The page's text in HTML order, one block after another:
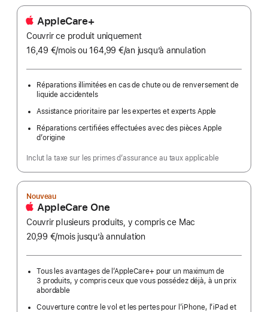
AppleCare+
Couvrir ce produit uniquement
16,49 €/moispar
ou 164,99 €/an par
jusqu’à annulation
Réparations illimitées en cas de chute ou de renversement de
liquide accidentels
Assistance prioritaire par les expertes et experts Apple
Réparations certifiées effectuées avec des pièces Apple
d’origine
Inclut la taxe sur les primes d’assurance au taux applicable
Nouveau
AppleCare One
Couvrir plusieurs produits, y compris ce Mac
20,99 €/moispar
jusqu’à annulation
Tous les avantages de l’AppleCare+ pour un maximum de
3 produits, y compris ceux que vous possédez déjà, à un prix
abordable
Couverture contre le vol et les pertes pour l’iPhone, l’iPad et